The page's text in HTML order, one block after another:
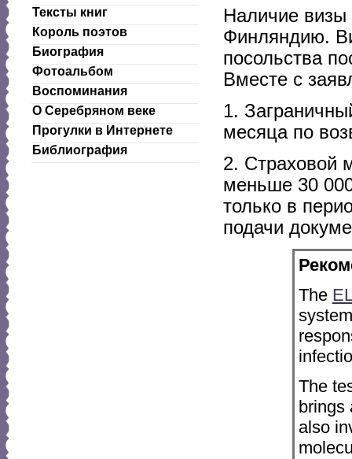
Тексты книг
Король поэтов
Биография
Фотоальбом
Воспоминания
О Серебряном веке
Прогулки в Интернете
Библиография
Наличие визы
Финляндию.
посольства
Вместе с
1.
месяца по
2. Страховой
меньше 30
только в
подачи
The
The
brings
also